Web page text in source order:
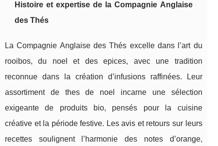
Histoire et expertise de la Compagnie Anglaise
des Thés
La Compagnie Anglaise des Thés excelle dans l’art du
rooibos, du noel et des epices, avec une tradition
reconnue dans la création d’infusions raffinées. Leur
assortiment de thes de noel incarne une sélection
exigeante de produits bio, pensés pour la cuisine
créative et la période festive. Les avis et retours sur leurs
recettes soulignent l’harmonie des notes d’orange,